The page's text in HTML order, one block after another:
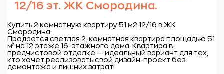
12/16 эт. ЖК Смородина.
Купить 2 комнатную квартиру 51 м2 12/16 в ЖК
Смородина.
Продается светлая 2-комнатная квартира площадью 51
м² на 12 этаже 16-этажного дома. Квартира в
предчистовой отделке — идеальный вариант для тех,
кто хочет реализовать свой дизайн-проект без
демонтажа и лишних затрат!